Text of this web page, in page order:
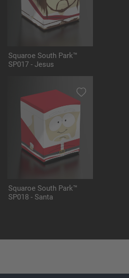
Squaroe South Park™
SP017 - Jesus
Squaroe South Park™
SP018 - Santa